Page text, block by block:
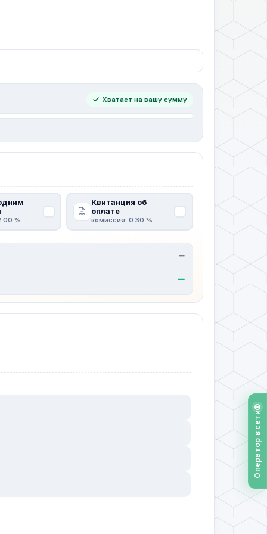
Хватает на вашу сумму
%
Квитанция об
оплате
комиссия: 0.30 %
—
—
Оператор в сети